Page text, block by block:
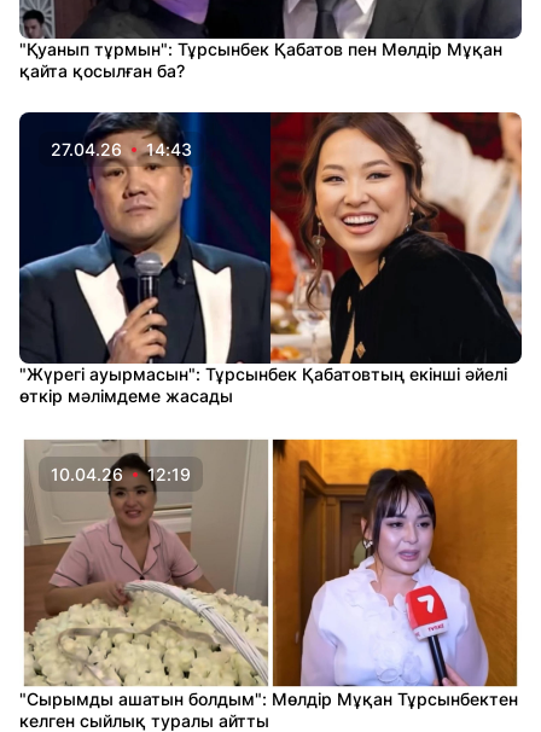
"Қуанып тұрмын": Тұрсынбек Қабатов пен Мөлдір Мұқан
қайта қосылған ба?
27.04.26 14:43
"Жүрегі ауырмасын": Тұрсынбек Қабатовтың екінші әйелі
өткір мәлімдеме жасады
10.04.26 12:19
"Сырымды ашатын болдым": Мөлдір Мұқан Тұрсынбектен
келген сыйлық туралы айтты